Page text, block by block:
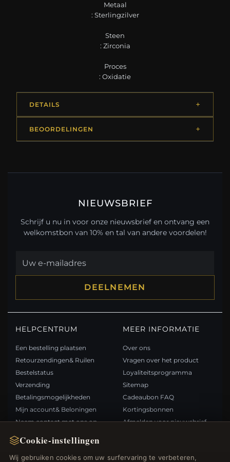
Cookie-instellingen
Wij gebruiken cookies om uw surfervaring te verbeteren,
Metaal
: Sterlingzilver
Steen
: Zirconia
Proces
: Oxidatie
DETAILS
BEOORDELINGEN
NIEUWSBRIEF
Schrijf u nu in voor onze nieuwsbrief en ontvang een
welkomstbon van 10% en tal van andere voordelen!
DEELNEMEN
HELPCENTRUM
Een bestelling plaatsen
Retourzendingen& Ruilen
Bestelstatus
Verzending
Betalingsmogelijkheden
Mijn account& Beloningen
Neem contact met ons op
MEER INFORMATIE
Over ons
Vragen over het product
Loyaliteitsprogramma
Sitemap
Cadeaubon FAQ
Kortingsbonnen
Afmelden voor nieuwsbrief